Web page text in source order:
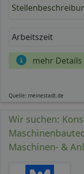
Arbeitszeit
mehr Details
Quelle: meinestadt.de
Wir suchen:
Maschinen- &